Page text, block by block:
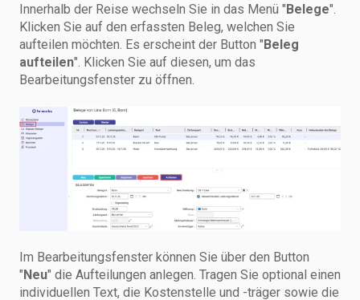
Innerhalb der Reise wechseln Sie in das Menü "Belege".
Klicken Sie auf den erfassten Beleg, welchen Sie
aufteilen möchten. Es erscheint der Button "Beleg
aufteilen". Klicken Sie auf diesen, um das
Bearbeitungsfenster zu öffnen.
Im Bearbeitungsfenster können Sie über den Button
"Neu" die Aufteilungen anlegen. Tragen Sie optional einen
individuellen Text, die Kostenstelle und -träger sowie die